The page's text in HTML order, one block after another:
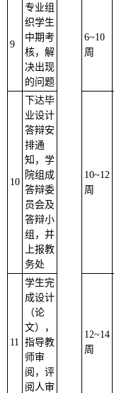
9
专业组
织学生
中期考
核，解
决出现
的问题
6~10
周
10
下达毕
业设计
答辩安
排通
知，学
院组成
答辩委
员会及
答辩小
组，并
上报教
务处
10~12
周
11
学生完
成设计
（论
文），
指导教
师审
阅，评
阅人审
12~14
周